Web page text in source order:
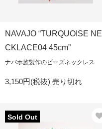
NAVAJO “TURQUOISE NE
CKLACE04 45cm”
ナバホ族製作のビーズネックレス
3,150円(税抜) 売り切れ
Sold Out